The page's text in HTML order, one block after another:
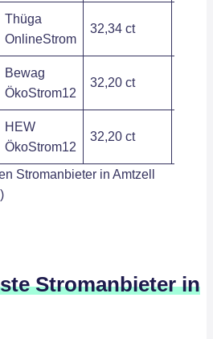
Thüga
OnlineStrom
32,34 ct
Bewag
ÖkoStrom12
32,20 ct
HEW
ÖkoStrom12
32,20 ct
Stromanbieter in Amtzell
Stromanbieter in